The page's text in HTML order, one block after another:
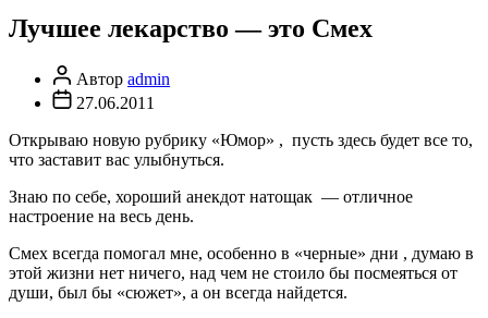
Лучшее лекарство — это Смех
Автор
записи
Автор admin
Дата27.06.2011
Открываю новую рубрику «Юмор» , пусть здесь будет все то,
что заставит вас улыбнуться.
Знаю по себе, хороший анекдот натощак — отличное
настроение на весь день.
Смех всегда помогал мне, особенно в «черные» дни , думаю в
этой жизни нет ничего, над чем не стоило бы посмеяться от
души, был бы «сюжет», а он всегда найдется.